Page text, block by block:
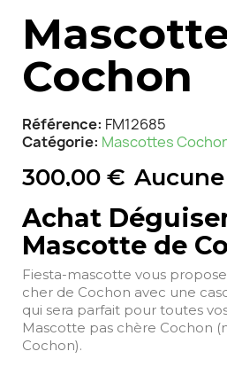
Cochon
Référence FM12685
Catégorie Mascottes
300,00 €
Achat
Mascotte de
Fiesta-mascotte vous
cher de Cochon avec une
qui sera parfait pour toutes
Mascotte pas chère Cochon
Cochon).